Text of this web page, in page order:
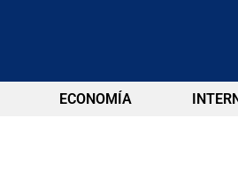
ECONOMÍA